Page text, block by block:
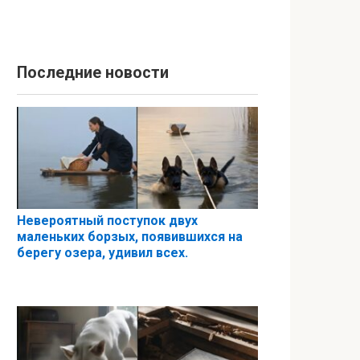
Последние новости
Невероятный поступок двух
маленьких борзых, появившихся на
берегу озера, удивил всех.